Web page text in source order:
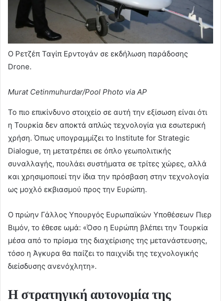
Ο Ρετζέπ Ταγίπ Ερντογάν σε εκδήλωση παράδοσης
Drone.
Murat Cetinmuhurdar/Pool Photo via AP
Το πιο επικίνδυνο στοιχείο σε αυτή την εξίσωση είναι ότι
η Τουρκία δεν αποκτά απλώς τεχνολογία για εσωτερική
χρήση. Όπως υπογραμμίζει το Institute for Strategic
Dialogue, τη μετατρέπει σε όπλο γεωπολιτικής
συναλλαγής, πουλάει συστήματα σε τρίτες χώρες, αλλά
και χρησιμοποιεί την ίδια την πρόσβαση στην τεχνολογία
ως μοχλό εκβιασμού προς την Ευρώπη.
O πρώην Γάλλος Υπουργός Ευρωπαϊκών Υποθέσεων Πιερ
Βιμόν, το έθεσε ωμά: «Όσο η Ευρώπη βλέπει την Τουρκία
μέσα από το πρίσμα της διαχείρισης της μετανάστευσης,
τόσο η Άγκυρα θα παίζει το παιχνίδι της τεχνολογικής
διείσδυσης ανενόχλητη».
Η στρατηγική αυτονομία της